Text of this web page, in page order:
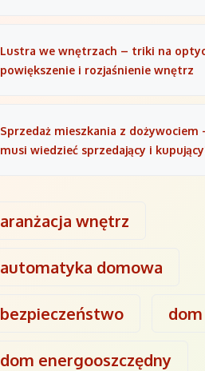
Lustra we wnętrzach – triki na
powiększenie i rozjaśnienie wnętrz
Sprzedaż mieszkania z dożywociem
musi wiedzieć sprzedający i
aranżacja wnętrz
automatyka domowa
bezpieczeństwo dom
dom energooszczędny